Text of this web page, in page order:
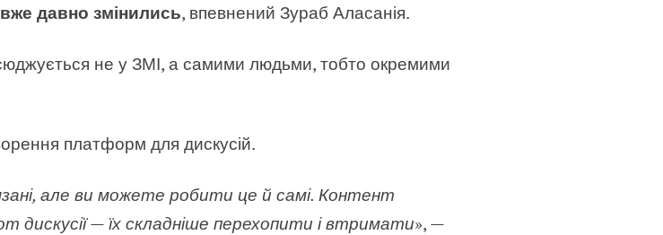
давно змінились, впевнений Зураб Аласанія.
не у ЗМІ, а самими людьми, тобто окремими
платформ для дискусій.
але ви можете робити це й самі. Контент
— їх складніше перехопити і втримати», —